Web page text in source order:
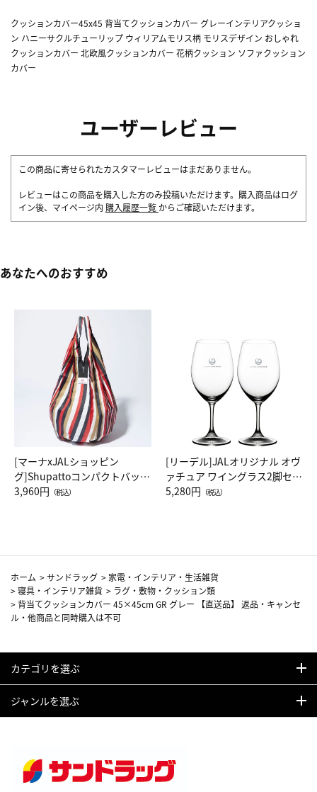
クッションカバー45x45 背当てクッションカバー グレーインテリアクッショ
ン ハニーサクルチューリップ ウィリアムモリス柄 モリスデザイン おしゃれ
クッションカバー 北欧風クッションカバー 花柄クッション ソファクッション
カバー
ユーザーレビュー
この商品に寄せられたカスタマーレビューはまだありません。
レビューはこの商品を購入した方のみ投稿いただけます。購入商品はログ
イン後、マイページ内 購入履歴一覧 からご確認いただけます。
あなたへのおすすめ
[マーナxJALショッピン
グ]Shupattoコンパクトバッグ
Drop JAL客室乗務員（LC）ス
3,960円 （税込）
[リーデル]JALオリジナル オヴ
ァチュア ワイングラス2脚セッ
ト（レッドワイン）
5,280円 （税込）
ホーム >サンドラッグ > 家電・インテリア・生活雑貨
>寝具・インテリア雑貨 > ラグ・敷物・クッション類
>背当てクッションカバー 45×45cm GR グレー 【直送品】 返品・キャンセ
ル・他商品と同時購入は不可
カテゴリを選ぶ
ジャンルを選ぶ